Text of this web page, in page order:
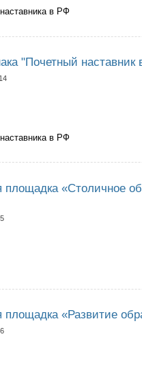
в РФ
Якутск".
"Почетный наставник
в РФ
площадка «Столичное
«Развитие